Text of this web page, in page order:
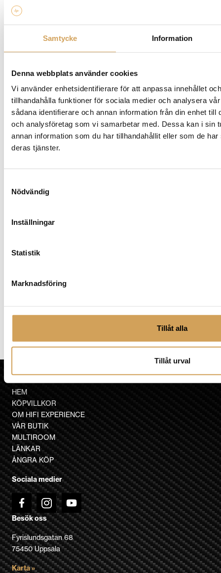
Samtycke Information
Denna webbplats använder cookies
Vi använder enhetsidentifierare för att anpassa innehållet
tillhandahålla funktioner för sociala medier och analysera
sådana identifierare och annan information från din enhet till
och analysföretag som vi samarbetar med. Dessa kan i sin
annan information som du har tillhandahållit eller som de
deras tjänster.
Nödvändig
Inställningar
Statistik
Marknadsföring
Tillåt alla
Tillåt urval
har
olika
kan
väljas
på
produktsidan
Innuos STREAM Remote
Fjärrkontroll/Innuos
1 690,00kr/st. Mer info »Den
7 490,00kr/st. Mer info »Den
har
De
olika
alternativen
kan
väljas
på
produktsidan
HiFi Experience AB
HEM
KÖPVILLKOR
OM HIFI EXPERIENCE
VÅR BUTIK
MULTIROOM
LÄNKAR
ÅNGRA KÖP
Sociala medier
Besök oss
Fyrislundsgatan 68
75450 Uppsala
Karta »